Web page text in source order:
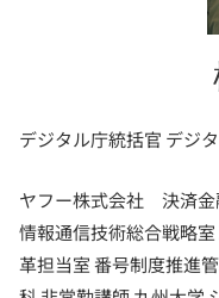
デジタル庁統括官 デジ
ヤフー株式会社 決済金
情報通信技術総合戦略
革担当室 番号制度推進